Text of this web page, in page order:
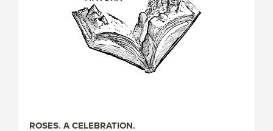
ROSES. A CELEBRATION.